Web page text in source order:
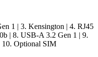
1 | 3. Kensington | 4. RJ45
| 8. USB-A 3.2 Gen 1 | 9.
10. Optional SIM